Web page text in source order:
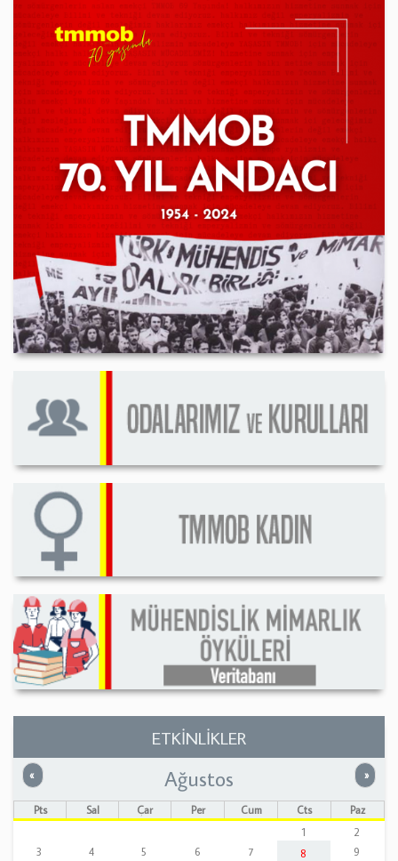
ETKİNLİKLER
« Önceki »
Ağustos
Pts Sal Çar Per Cum Cts
Paz
1
2
3
4 5 6 7 8
9